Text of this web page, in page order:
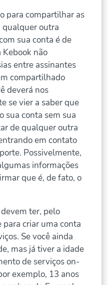
para compartilhar as
qualquer outra
sua conta é de
Kebook não
entre assinantes
compartilhado
deverá nos
se vier a saber que
sua conta sem sua
de qualquer outra
em contato
Possivelmente,
informações
que é, de fato, o
ter, pelo
para criar uma conta
Se você ainda
mas já tiver a idade
de serviços on-
exemplo, 13 anos